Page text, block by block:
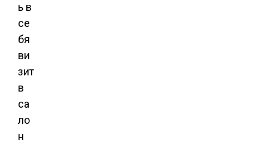
ь в
се
бя
ви
зит
в
са
ло
н